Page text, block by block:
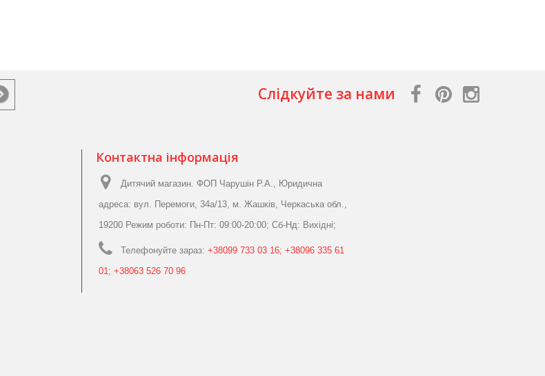
Слідкуйте за нами
Контактна інформація
Дитячий магазин. ФОП Чарушін Р.А., Юридична
адреса: вул. Перемоги, 34а/13, м. Жашків, Черкаська обл.,
19200 Режим роботи: Пн-Пт: 09:00-20:00; Сб-Нд: Вихідні;
Телефонуйте зараз: +38099 733 03 16; +38096 335 61
01; +38063 526 70 96